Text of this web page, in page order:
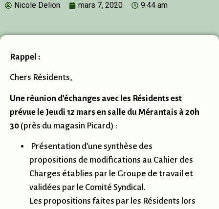
Nicole Delion mars 7, 2020 9:44 am
Rappel :
Chers Résidents,
Une réunion d’échanges avec les Résidents est
prévue le Jeudi 12 mars en salle du Mérantais à 20h
30 (près du magasin Picard) :
Présentation d’une synthèse des
propositions de modifications au Cahier des
Charges établies par le Groupe de travail et
validées par le Comité Syndical.
Les propositions faites par les Résidents lors